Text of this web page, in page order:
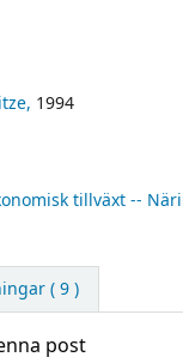
1994
tillväxt --
( 9 )
post